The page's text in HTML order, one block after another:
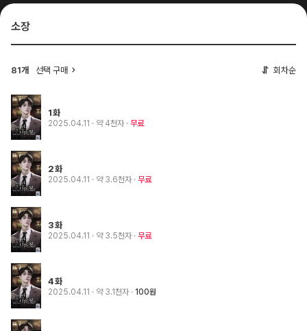
소장
81개 선택 구매 회차순
1화
2025.04.11 · 약 4천자 무료
2화
2025.04.11 · 약 3.6천자 무료
3화
2025.04.11 · 약 3.5천자 무료
4화
2025.04.11 · 약 3.1천자 100원